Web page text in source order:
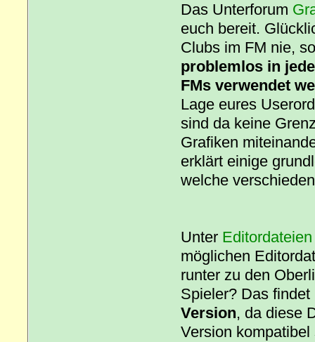
Das Unterforum
euch bereit.
Clubs im FM nie,
problemlos in
FMs verwendet
Lage eures
sind da keine
Grafiken
erklärt einige
welche
Unter
möglichen
runter zu den
Spieler? Das
Version, da diese
Version kompatibel